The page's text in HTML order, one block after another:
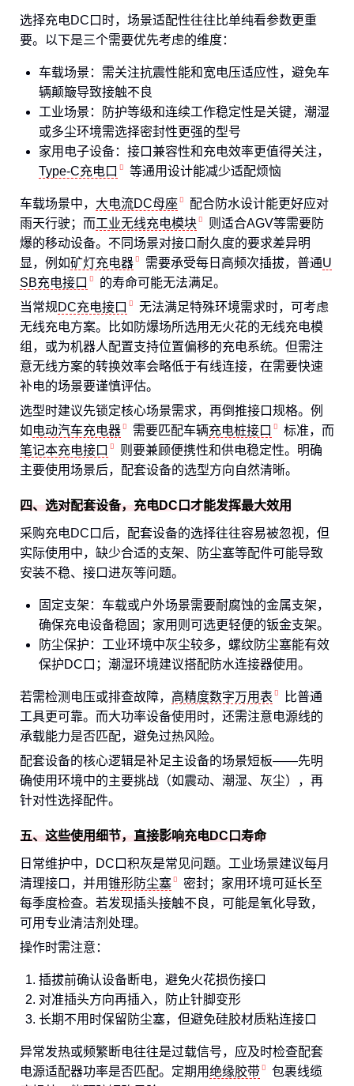
选择充电DC口时，场景适配性往往比单纯看参数更重
要。以下是三个需要优先考虑的维度：
车载场景：需关注抗震性能和宽电压适应性，避免车
辆颠簸导致接触不良
工业场景：防护等级和连续工作稳定性是关键，潮湿
或多尘环境需选择密封性更强的型号
家用电子设备：接口兼容性和充电效率更值得关注，
Type-C充电口
等通用设计能减少适配烦恼
车载场景中， 大电流DC母座
配合防水设计能更好应对
雨天行驶；而工业无线充电模块
则适合AGV等需要防
爆的移动设备。不同场景对接口耐久度的要求差异明
显，例如矿灯充电器 需要承受每日高频次插拔，普通U
SB充电接口
的寿命可能无法满足。
当常规DC充电接口
无法满足特殊环境需求时，可考虑
无线充电方案。比如防爆场所选用无火花的无线充电模
组，或为机器人配置支持位置偏移的充电系统。但需注
意无线方案的转换效率会略低于有线连接，在需要快速
补电的场景要谨慎评估。
选型时建议先锁定核心场景需求，再倒推接口规格。例
如 电动汽车充电器 需要匹配车辆充电桩接口
标准，而
笔记本充电接口
则要兼顾便携性和供电稳定性。明确
主要使用场景后，配套设备的选型方向自然清晰。
四、选对配套设备，充电DC口才能发挥最大效用
采购充电DC口后，配套设备的选择往往容易被忽视，但
实际使用中，缺少合适的支架、防尘塞等配件可能导致
安装不稳、接口进灰等问题。
固定支架：车载或户外场景需要耐腐蚀的金属支架，
确保充电设备稳固；家用则可选更轻便的钣金支架。
防尘保护：工业环境中灰尘较多，螺纹防尘塞能有效
保护DC口；潮湿环境建议搭配防水连接器使用。
若需检测电压或排查故障， 高精度数字万用表
比普通
工具更可靠。而大功率设备使用时，还需注意电源线的
承载能力是否匹配，避免过热风险。
配套设备的核心逻辑是补足主设备的场景短板——先明
确使用环境中的主要挑战（如震动、潮湿、灰尘），再
针对性选择配件。
五、这些使用细节，直接影响充电DC口寿命
日常维护中，DC口积灰是常见问题。工业场景建议每月
清理接口，并用锥形防尘塞
密封；家用环境可延长至
每季度检查。若发现插头接触不良，可能是氧化导致，
可用专业清洁剂处理。
操作时需注意：
插拔前确认设备断电，避免火花损伤接口
对准插头方向再插入，防止针脚变形
长期不用时保留防尘塞，但避免硅胶材质粘连接口
异常发热或频繁断电往往是过载信号，应及时检查配套
电源适配器功率是否匹配。定期用绝缘胶带
包裹线缆